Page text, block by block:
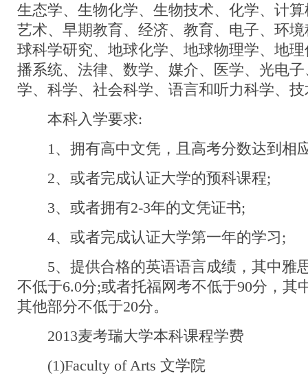
生态学、生物化学、生物技术、化学、计
艺术、早期教育、经济、教育、电子、环
球科学研究、地球化学、地球物理学、地
播系统、法律、数学、媒介、医学、光电
学、科学、社会科学、语言和听力科学、
本科入学要求:
1、拥有高中文凭，且高考分数达到相
2、或者完成认证大学的预科课程;
3、或者拥有2-3年的文凭证书;
4、或者完成认证大学第一年的学习;
5、提供合格的英语语言成绩，其中雅
不低于6.0分;或者托福网考不低于90分，其
其他部分不低于20分。
2013麦考瑞大学本科课程学费
(1)Faculty of Arts 文学院